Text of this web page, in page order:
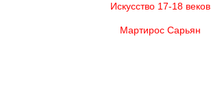
Искусство 17-18 веков
Мартирос Сарьян